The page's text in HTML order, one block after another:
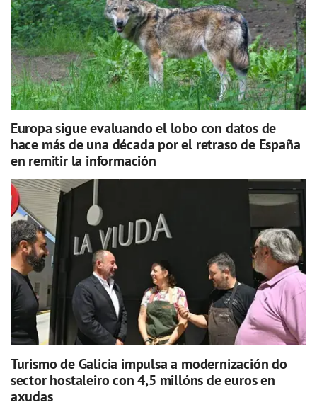
Europa sigue evaluando el lobo con datos de
hace más de una década por el retraso de España
en remitir la información
Turismo de Galicia impulsa a modernización do
sector hostaleiro con 4,5 millóns de euros en
axudas